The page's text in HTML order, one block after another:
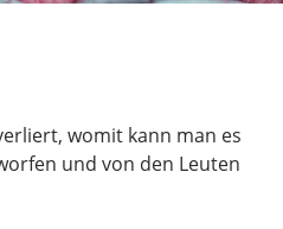
womit kann man es
und von den Leuten